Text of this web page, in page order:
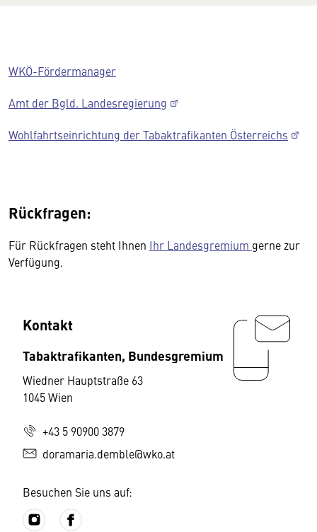
WKÖ-Fördermanager
Amt der Bgld. Landesregierung
Wohlfahrtseinrichtung der Tabaktrafikanten Österreichs
Rückfragen:
Für Rückfragen steht Ihnen Ihr Landesgremium gerne zur
Verfügung.
Kontakt
Tabaktrafikanten, Bundesgremium
Wiedner Hauptstraße 63
1045 Wien
+43 5 90900 3879
doramaria.demble@wko.at
Besuchen Sie uns auf: